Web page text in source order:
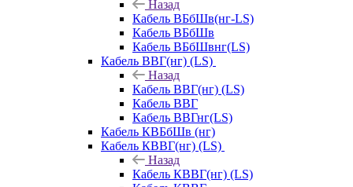
Назад
Кабель ВБбШв(нг-LS)
Кабель ВБбШв
Кабель ВБбШвнг(LS)
Кабель ВВГ(нг) (LS)
Назад
Кабель ВВГ(нг) (LS)
Кабель ВВГ
Кабель ВВГнг(LS)
Кабель КВБбШв (нг)
Кабель КВВГ(нг) (LS)
Назад
Кабель КВВГ(нг) (LS)